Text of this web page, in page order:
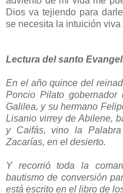
Dios va tejiendo para
se necesita la intuición
Lectura del santo
En el año quince del
Poncio Pilato
Galilea, y su hermano
Lisanio virrey de Abilene,
y Caifás, vino la
Zacarías, en el desierto.
Y recorrió toda la
bautismo de conversión
está escrito en el libro de